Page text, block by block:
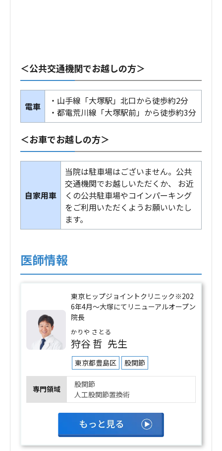
＜公共交通機関でお越しの方＞
電車
・山手線「大塚駅」北口から徒歩約2分
・都電荒川線「大塚駅前」から徒歩約3分
＜お車でお越しの方＞
自家用車
当院は駐車場はございません。公共
交通機関でお越しいただくか、 お近
くの公共駐車場やコインパーキング
をご利用いただくようお願いいたし
ます。
医師情報
東京ヒップジョイントクリニック※202
6年4月～大塚にてリニューアルオープン
院長
かりや さとる
狩谷 哲 先生
東京都豊島区 股関節
専門領域
股関節
人工股関節置換術